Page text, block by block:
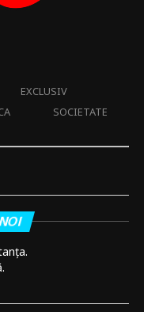
EXCLUSIV
SOCIETATE